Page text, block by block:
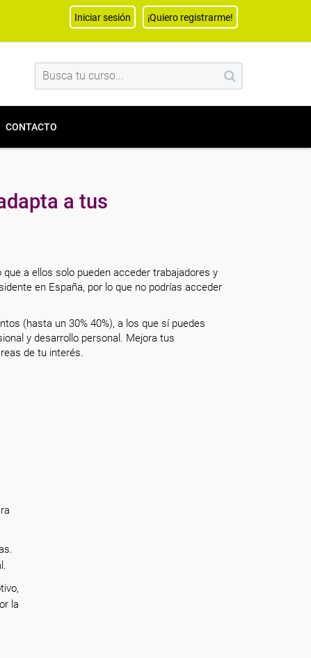
Iniciar sesión ¡Quiero registrarme!
CONTACTO
a tus
a ellos solo pueden acceder trabajadores y
en España, por lo que no podrías acceder
(hasta un 30% 40%), a los que sí puedes
y desarrollo personal. Mejora tus
de tu interés.
la